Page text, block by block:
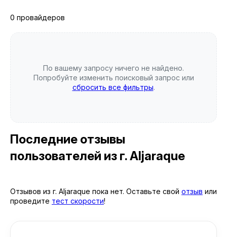
0 провайдеров
По вашему запросу ничего не найдено.
Попробуйте изменить поисковый запрос или
сбросить все фильтры.
Последние отзывы
пользователей из г. Aljaraque
Отзывов из г. Aljaraque пока нет. Оставьте свой отзыв или
проведите тест скорости!